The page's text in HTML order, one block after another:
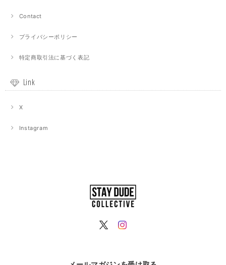
Contact
プライバシーポリシー
特定商取引法に基づく表記
Link
X
Instagram